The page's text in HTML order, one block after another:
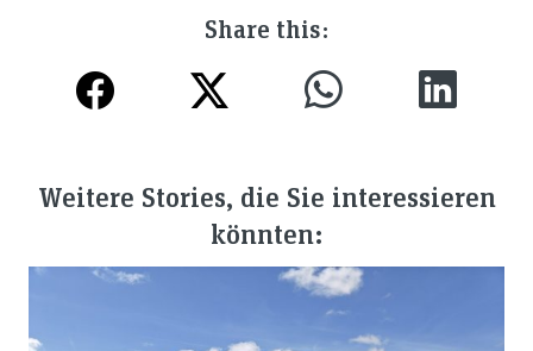
Share this:
Weitere Stories, die Sie interessieren
könnten: